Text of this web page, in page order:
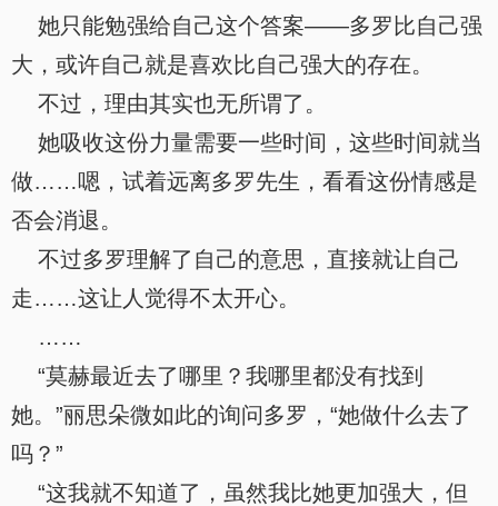
她只能勉强给自己这个答案——多罗比自己强
大，或许自己就是喜欢比自己强大的存在。
不过，理由其实也无所谓了。
她吸收这份力量需要一些时间，这些时间就当
做……嗯，试着远离多罗先生，看看这份情感是
否会消退。
不过多罗理解了自己的意思，直接就让自己
走……这让人觉得不太开心。
……
“莫赫最近去了哪里？我哪里都没有找到
她。”丽思朵微如此的询问多罗，“她做什么去了
吗？”
“这我就不知道了，虽然我比她更加强大，但